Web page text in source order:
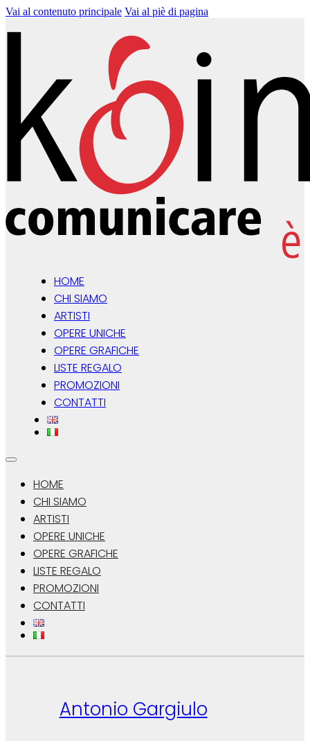
Vai al contenuto principale Vai al piè di pagina
HOME
CHI SIAMO
ARTISTI
OPERE UNICHE
OPERE GRAFICHE
LISTE REGALO
PROMOZIONI
CONTATTI
HOME
CHI SIAMO
ARTISTI
OPERE UNICHE
OPERE GRAFICHE
LISTE REGALO
PROMOZIONI
CONTATTI
Antonio Gargiulo